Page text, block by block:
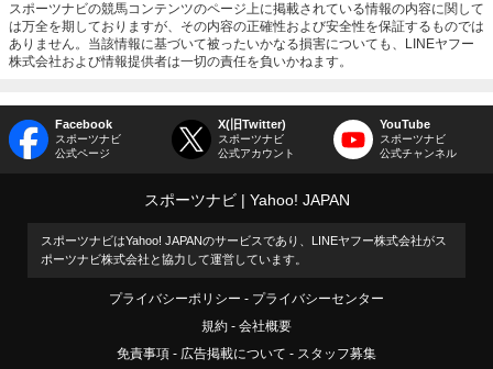
スポーツナビの競馬コンテンツのページ上に掲載されている情報の内容に関して
は万全を期しておりますが、その内容の正確性および安全性を保証するものでは
ありません。当該情報に基づいて被ったいかなる損害についても、LINEヤフー
株式会社および情報提供者は一切の責任を負いかねます。
Facebook
スポーツナビ
公式ページ
X(旧Twitter)
スポーツナビ
公式アカウント
YouTube
スポーツナビ
公式チャンネル
スポーツナビ Yahoo! JAPAN
スポーツナビはYahoo! JAPANのサービスであり、LINEヤフー株式会社がス
ポーツナビ株式会社と協力して運営しています。
プライバシーポリシー
プライバシーセンター
規約
会社概要
免責事項
広告掲載について スタッフ募集